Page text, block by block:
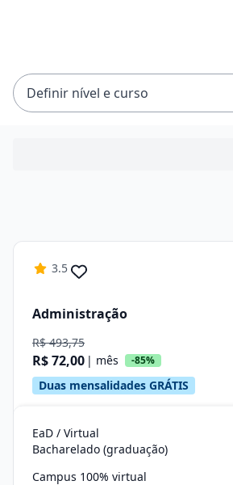
Definir nível e curso
3.5
Administração
R$ 493,75
R$ 72,00 | mês -85%
Duas mensalidades GRÁTIS
EaD / Virtual
Bacharelado (graduação)
Campus 100% virtual